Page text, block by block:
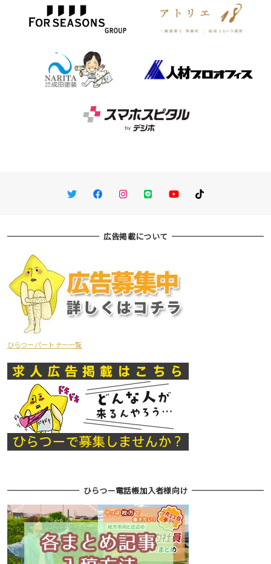
TwitterFacebookInstagram
LINE You TubeTikTok
広告掲載について
ひらつーパートナー一覧
ひらつー電話帳加入者様向け